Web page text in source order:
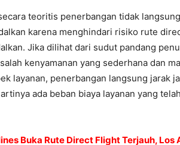
teoritis penerbangan tidak
karena menghindari risiko rute
Jika dilihat dari sudut pandang
kenyamanan yang sederhana dan
layanan, penerbangan langsung jarak
ada beban biaya layanan yang
Buka Rute Direct Flight Terjauh, Los